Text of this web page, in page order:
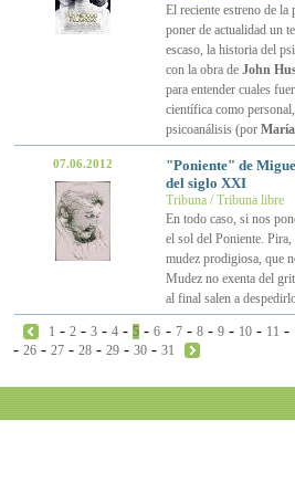
El reciente estreno de la
poner de actualidad un
escaso, la historia del
con la obra de John
para entender cuales
científica como
psicoanálisis (por
07.06.2012
"Poniente" de
del siglo XXI
Tribuna / Tribuna libre
En todo caso, si nos
el sol del Poniente.
mudez prodigiosa, que
Mudez no exenta del
al final salen a
1 -2 -3 -4 -5 -6 - 7- 8- 9- 10- 11 -
- 26 - 27 - 28 - 29 - 30 - 31